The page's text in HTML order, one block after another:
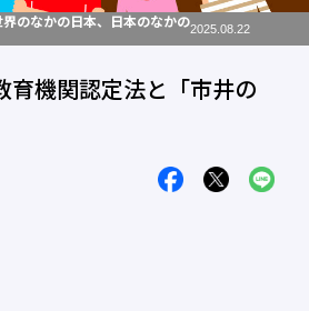
のなかの日本、日本のなかの2025.08.22
機関認定法と「市井の